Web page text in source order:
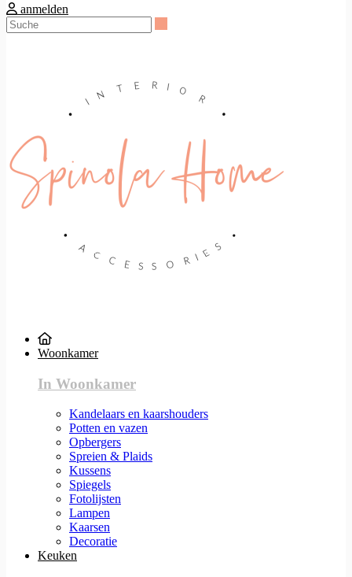
anmelden
Woonkamer
In Woonkamer
Kandelaars en kaarshouders
Potten en vazen
Opbergers
Spreien & Plaids
Kussens
Spiegels
Fotolijsten
Lampen
Kaarsen
Decoratie
Keuken